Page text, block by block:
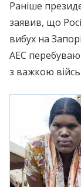
Раніше
заявив, що
вибух на
АЕС
з важкою